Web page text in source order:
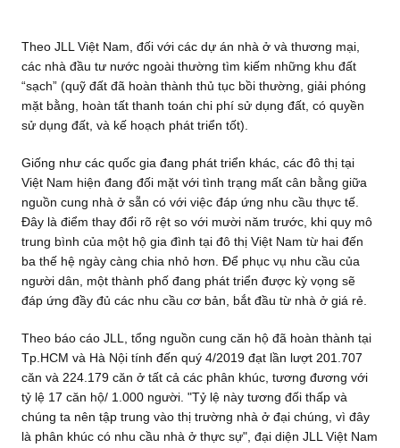
Theo JLL Việt Nam, đối với các dự án nhà ở và thương mại,
các nhà đầu tư nước ngoài thường tìm kiếm những khu đất
“sạch” (quỹ đất đã hoàn thành thủ tục bồi thường, giải phóng
mặt bằng, hoàn tất thanh toán chi phí sử dụng đất, có quyền
sử dụng đất, và kế hoạch phát triển tốt).
Giống như các quốc gia đang phát triển khác, các đô thị tại
Việt Nam hiện đang đối mặt với tình trạng mất cân bằng giữa
nguồn cung nhà ở sẵn có với việc đáp ứng nhu cầu thực tế.
Đây là điểm thay đổi rõ rệt so với mười năm trước, khi quy mô
trung bình của một hộ gia đình tại đô thị Việt Nam từ hai đến
ba thế hệ ngày càng chia nhỏ hơn. Để phục vụ nhu cầu của
người dân, một thành phố đang phát triển được kỳ vọng sẽ
đáp ứng đầy đủ các nhu cầu cơ bản, bắt đầu từ nhà ở giá rẻ.
Theo báo cáo JLL, tổng nguồn cung căn hộ đã hoàn thành tại
Tp.HCM và Hà Nội tính đến quý 4/2019 đạt lần lượt 201.707
căn và 224.179 căn ở tất cả các phân khúc, tương đương với
tỷ lệ 17 căn hộ/ 1.000 người. "Tỷ lệ này tương đối thấp và
chúng ta nên tập trung vào thị trường nhà ở đại chúng, vì đây
là phân khúc có nhu cầu nhà ở thực sự", đại diện JLL Việt Nam